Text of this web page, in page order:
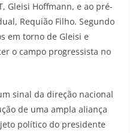
Gleisi Hoffmann, e ao pré-
Requião Filho. Segundo
em torno de Gleisi e
o campo progressista no
sinal da direção nacional
de uma ampla aliança
político do presidente